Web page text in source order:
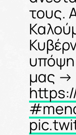
τους.
υπόψη
μας ->